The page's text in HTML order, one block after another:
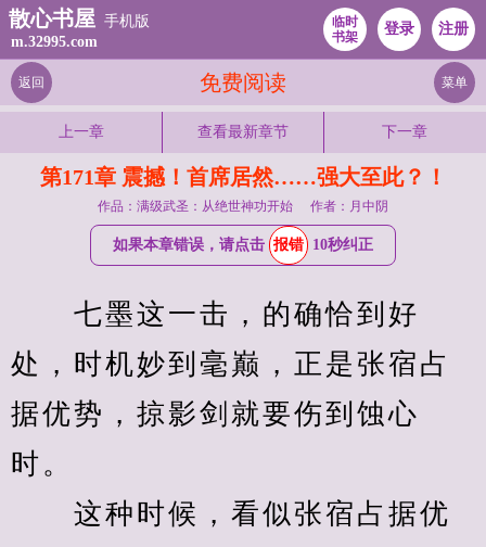
散心书屋 手机版
m.32995.com
临时
书架
登录 注册
免费阅读
返回 菜单
上一章 查看最新章节 下一章
第171章 震撼！首席居然……强大至此？！
作品：满级武圣：从绝世神功开始 作者：月中阴
如果本章错误，请点击 报错 10秒纠正
七墨这一击，的确恰到好
处，时机妙到毫巅，正是张宿占
据优势，掠影剑就要伤到蚀心
时。
这种时候，看似张宿占据优